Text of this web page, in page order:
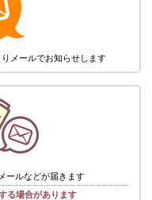
メールでお知らせします
ールなどが届きます
る場合があります